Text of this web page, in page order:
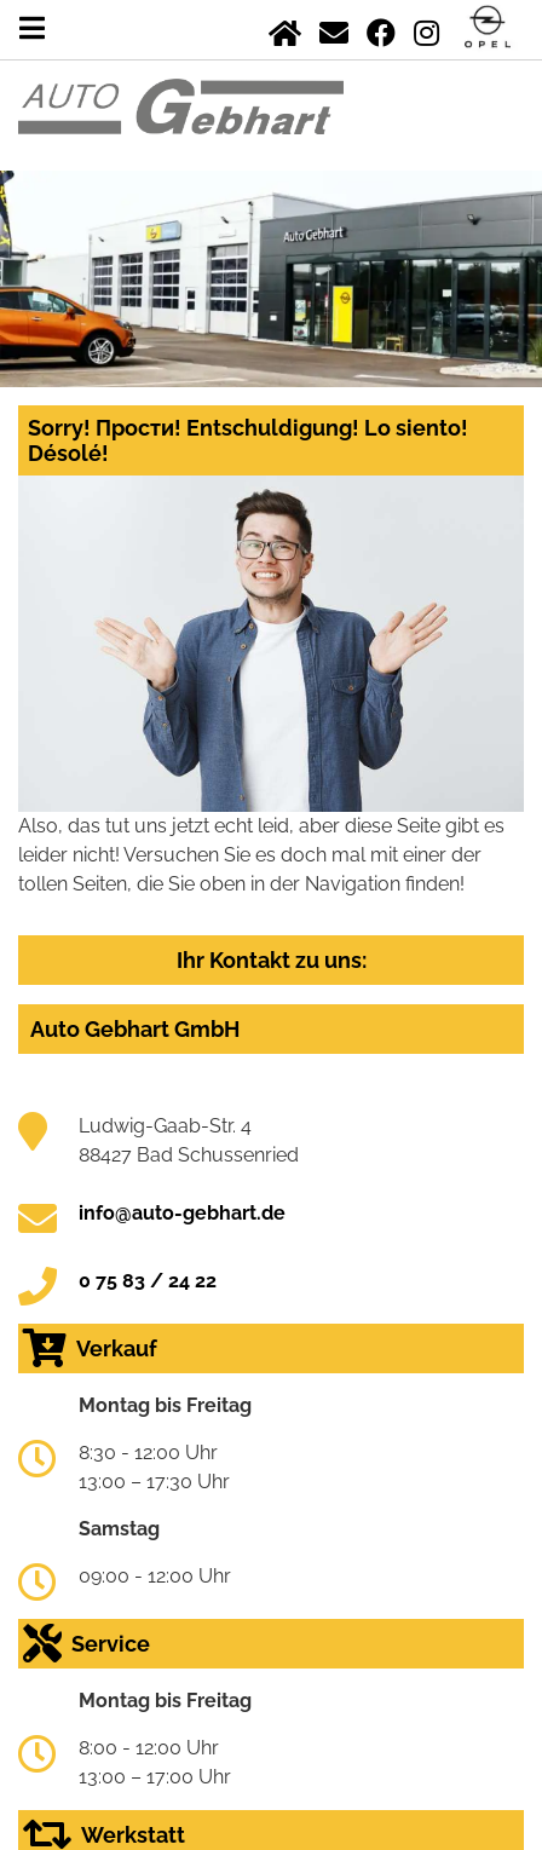
Sorry! Прости! Entschuldigung! Lo siento!
Désolé!
Also, das tut uns jetzt echt leid, aber diese Seite gibt es
leider nicht! Versuchen Sie es doch mal mit einer der
tollen Seiten, die Sie oben in der Navigation finden!
Ihr Kontakt zu uns:
Auto Gebhart GmbH
Ludwig-Gaab-Str. 4
88427 Bad Schussenried
info@auto-gebhart.de
0 75 83 / 24 22
Verkauf
Montag bis Freitag
8:30 - 12:00 Uhr
13:00 – 17:30 Uhr
Samstag
09:00 - 12:00 Uhr
Service
Montag bis Freitag
8:00 - 12:00 Uhr
13:00 – 17:00 Uhr
Werkstatt